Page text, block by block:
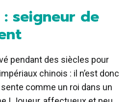
: seigneur de
pendant des siècles pour
chinois : il n’est donc
comme un roi dans un